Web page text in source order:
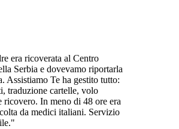
era ricoverata al Centro
Serbia e dovevamo riportarla
. Assistiamo Te ha gestito tutto:
traduzione cartelle, volo
ricovero. In meno di 48 ore era
da medici italiani. Servizio